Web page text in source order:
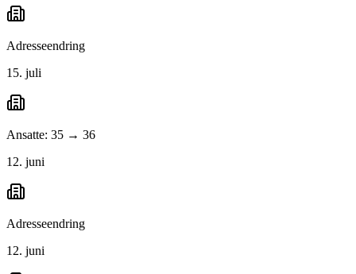
Adresseendring
15. juli
Ansatte: 35 → 36
12. juni
Adresseendring
12. juni